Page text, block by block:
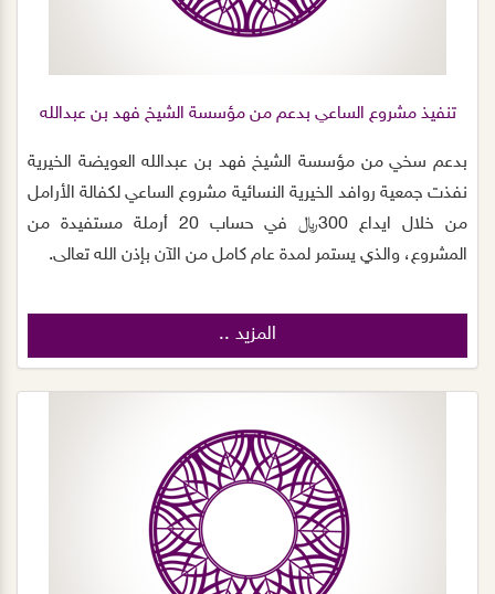
تنفيذ مشروع الساعي بدعم من مؤسسة الشيخ فهد بن عبدالله
بدعم سخي من مؤسسة الشيخ فهد بن عبدالله العويضة الخيرية
نفذت جمعية روافد الخيرية النسائية مشروع الساعي لكفالة الأرامل
من خلال ايداع 300﷼ في حساب 20 أرملة مستفيدة من
المشروع، والذي يستمر لمدة عام كامل من الآن بإذن الله تعالى.
المزيد ..